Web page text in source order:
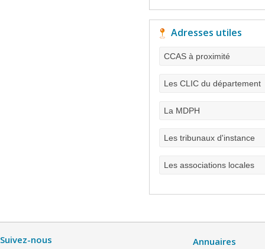
Adresses utiles
CCAS à proximité
Les CLIC du département
La MDPH
Les tribunaux d'instance
Les associations locales
Suivez-nous Annuaires